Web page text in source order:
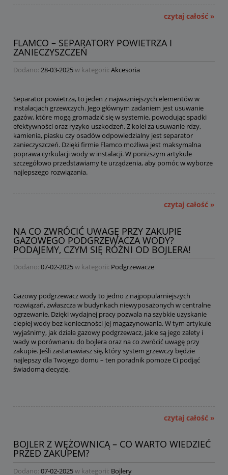
czytaj całość »
FLAMCO – SEPARATORY POWIETRZA I
ZANIECZYSZCZEŃ
Dodano: 28-03-2025w kategorii: Akcesoria
Separator powietrza, to jeden z najważniejszych elementów w
instalacjach grzewczych. Jego głównym zadaniem jest usuwanie
gazów, które mogą gromadzić się w systemie, powodując spadki
efektywności oraz ryzyko uszkodzeń. Z kolei za usuwanie rdzy,
kamienia, piasku czy osadów odpowiedzialny jest separator
zanieczyszczeń. Dzięki firmie Flamco możliwa jest maksymalna
poprawa cyrkulacji wody w instalacji. W poniższym artykule
szczegółowo przedstawiamy te urządzenia, aby pomóc w wyborze
najlepszego rozwiązania.
czytaj całość »
NA CO ZWRÓCIĆ UWAGĘ PRZY ZAKUPIE
GAZOWEGO PODGRZEWACZA WODY?
PODAJEMY, CZYM SIĘ RÓŻNI OD BOJLERA!
Dodano: 07-02-2025w kategorii: Podgrzewacze
Gazowy podgrzewacz wody to jedno z najpopularniejszych
rozwiązań, zwłaszcza w budynkach niewyposażonych w centralne
ogrzewanie. Dzięki wydajnej pracy pozwala na szybkie uzyskanie
ciepłej wody bez konieczności jej magazynowania. W tym artykule
wyjaśnimy, jak działa gazowy podgrzewacz, jakie są jego zalety i
wady w porównaniu do bojlera oraz na co zwrócić uwagę przy
zakupie. Jeśli zastanawiasz się, który system grzewczy będzie
najlepszy dla Twojego domu – ten poradnik pomoże Ci podjąć
świadomą decyzję.
czytaj całość »
BOJLER Z WĘŻOWNICĄ – CO WARTO WIEDZIEĆ
PRZED ZAKUPEM?
Dodano: 07-02-2025w kategorii: Bojlery